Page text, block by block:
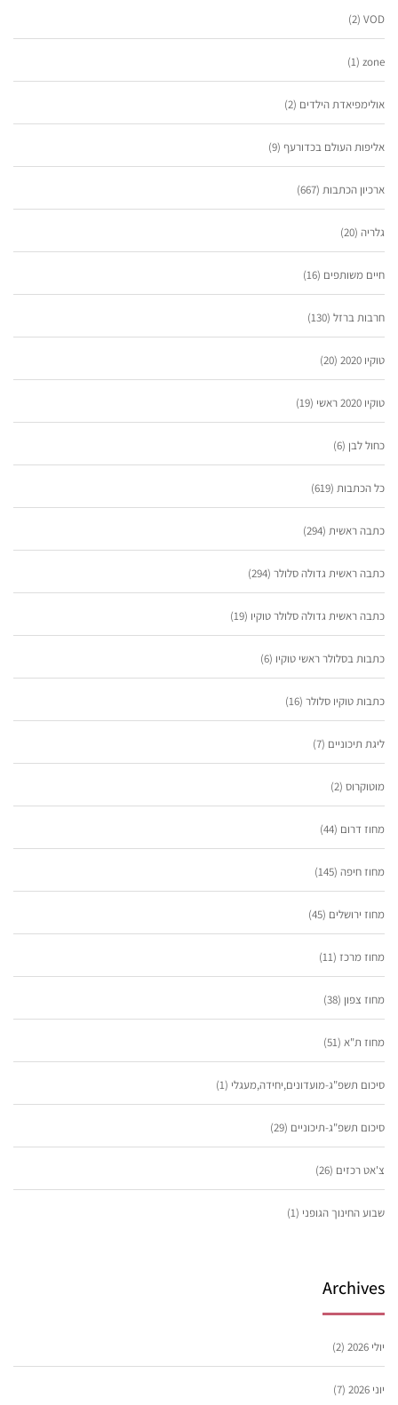
VOD
(2)
zone
(1)
אולימפיאדת הילדים (2)
אליפות העולם בכדורעף (9)
ארכיון הכתבות (667)
גלריה (20)
חיים משותפים (16)
חרבות ברזל (130)
טוקיו 2020 (20)
טוקיו 2020 ראשי (19)
כחול לבן (6)
כל הכתבות (619)
כתבה ראשית (294)
כתבה ראשית גדולה סלולר (294)
כתבה ראשית גדולה סלולר טוקיו (19)
כתבות בסלולר ראשי טוקיו (6)
כתבות טוקיו סלולר (16)
ליגת תיכוניים (7)
מוטוקרוס (2)
מחוז דרום (44)
מחוז חיפה (145)
מחוז ירושלים (45)
מחוז מרכז (11)
מחוז צפון (38)
מחוז ת"א (51)
סיכום תשפ"ג-מועדונים,יחידה,מעגלי (1)
סיכום תשפ"ג-תיכוניים (29)
צ'אט רכזים (26)
שבוע החינוך הגופני (1)
Archives
יולי 2026 (2)
יוני 2026 (7)